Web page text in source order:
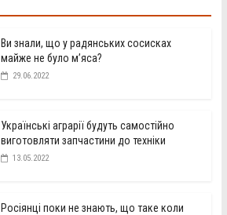
Ви знали, що у радянських сосисках
майже не було м’яса?
29.06.2022
Українські аграрії будуть самостійно
виготовляти запчастини до техніки
13.05.2022
Росіянці поки не знають, що таке коли